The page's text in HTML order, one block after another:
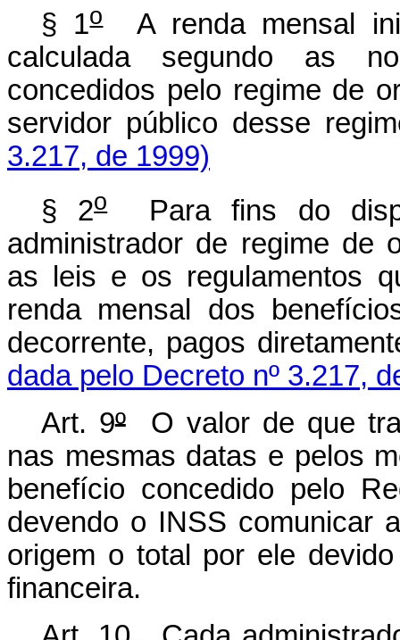
§ 1oA renda mensal
calculada segundo as
concedidos pelo regime de
servidor público desse
3.217, de 1999)
§ 2oPara fins do
administrador de regime de
as leis e os regulamentos
renda mensal dos
decorrente, pagos
dada pelo Decreto nº 3.217,
Art. 9ºO valor de que
nas mesmas datas e pelos
benefício concedido pelo
devendo o INSS comunicar
origem o total por ele
financeira.